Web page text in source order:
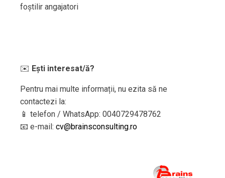
foștilir angajatori
✉️ Ești interesat/ă?
Pentru mai multe informații, nu ezita să ne
contactezi la:
📱 telefon / WhatsApp: 0040729478762
📧 e-mail: cv@brainsconsulting.ro